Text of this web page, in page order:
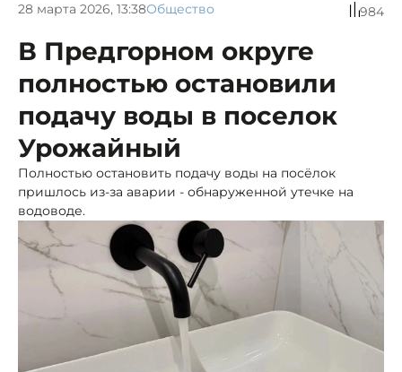
28 марта 2026, 13:38Общество 984
В Предгорном округе
полностью остановили
подачу воды в поселок
Урожайный
Полностью остановить подачу воды на посёлок
пришлось из-за аварии - обнаруженной утечке на
водоводе.